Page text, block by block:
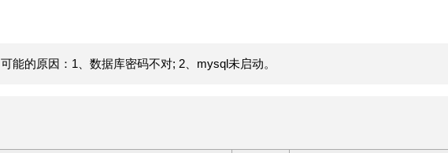
能的原因：1、数据库密码不对; 2、mysql未启动。